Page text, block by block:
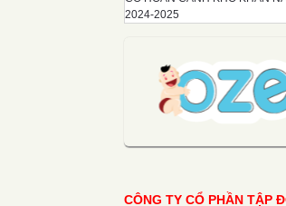
2024-2025
CÔNG TY CỔ PHẦN TẬP